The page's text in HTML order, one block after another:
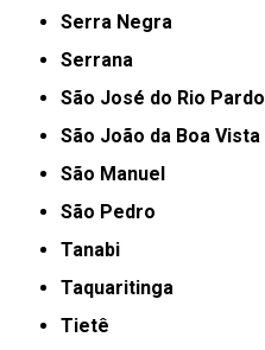
Serra Negra
Serrana
São José do Rio Pardo
São João da Boa Vista
São Manuel
São Pedro
Tanabi
Taquaritinga
Tietê